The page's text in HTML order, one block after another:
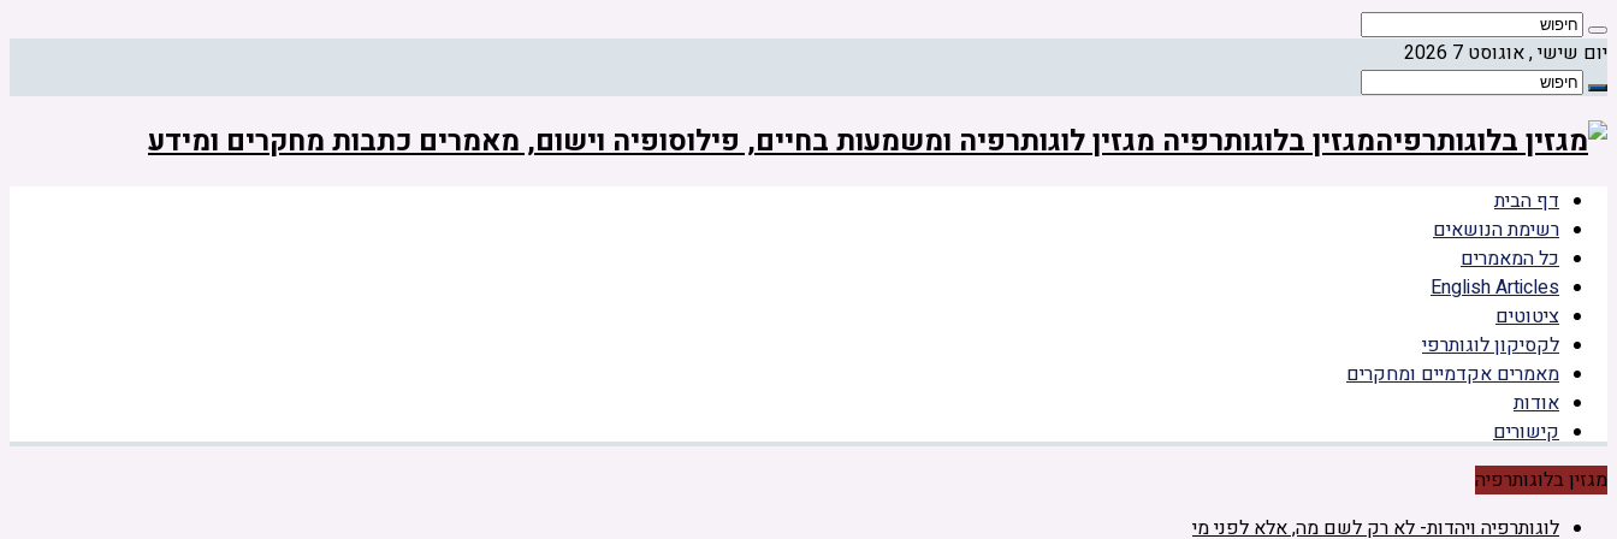
יום שישי , אוגוסט 7 2026
מגזין בלוגותרפיה מגזין לוגותרפיה ומשמעות בחיים, פילוסופיה וישום, מאמרים כתבות מחקרים ומידע
דף הבית
רשימת הנושאים
כל המאמרים
English Articles
ציטוטים
לקסיקון לוגותרפי
מאמרים אקדמיים ומחקרים
אודות
קישורים
מגזין בלוגותרפיה
לוגותרפיה ויהדות- לא רק לשם מה, אלא לפני מי